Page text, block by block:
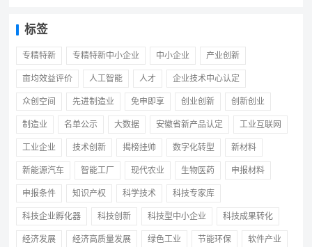
标签
专精特新 专精特新中小企业 中小企业 产业创新
亩均效益评价 人工智能 人才 企业技术中心认定
众创空间 先进制造业 免申即享 创业创新 创新创业
制造业 名单公示 大数据 安徽省新产品认定 工业互联网
工业企业 技术创新 揭榜挂帅 数字化转型 新材料
新能源汽车 智能工厂 现代农业 生物医药 申报材料
申报条件 知识产权 科学技术 科技专家库
科技企业孵化器 科技创新 科技型中小企业 科技成果转化
经济发展 经济高质量发展 绿色工业 节能环保 软件产业